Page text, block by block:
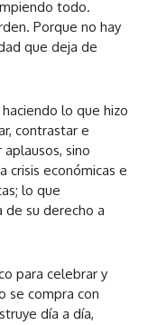
todo.
Porque no hay
que deja de
lo que hizo
contrastar e
sino
crisis económicas e
lo que
su derecho a
para celebrar y
se compra con
día a día,